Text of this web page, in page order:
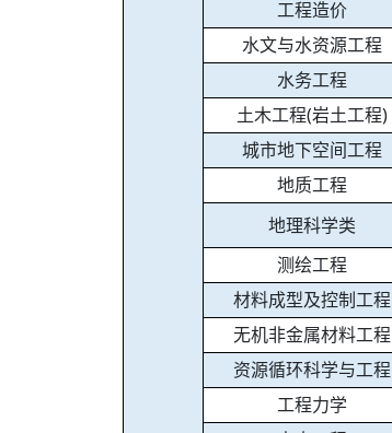
工程造价
水文与水资源工程
水务工程
土木工程(岩土工程)
城市地下空间工程
地质工程
地理科学类
测绘工程
材料成型及控制工程
无机非金属材料工程
资源循环科学与工程
工程力学